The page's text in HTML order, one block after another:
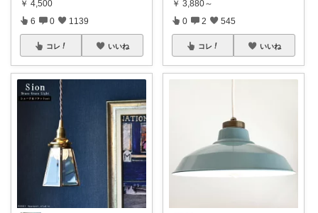
￥ 4,500
6 0 1139
コレ いいね
￥ 3,880～
0 2 545
コレ いいね